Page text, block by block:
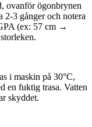
ovanför ögonbrynen
2-3 gånger och notera
(ex: 57 cm →
i maskin på 30°C,
en fuktig trasa. Vatten
skyddet.